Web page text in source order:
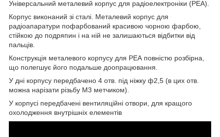
Універсальний металевий корпус для радіоелектроніки (РЕА).
Корпус виконаний зі сталі. Металевий корпус для
радіоапаратури пофарбований красивою чорною фарбою,
стійкою до подряпин і на ній не залишаються відбитки від
пальців.
Конструкція металевого корпусу для РЕА повністю розбірна,
що полегшує його подальше доопрацювання.
У дні корпусу передбачено 4 отв. під ніжку ф2,5 (в цих отв.
можна нарізати різьбу М3 метчиком).
У корпусі передбачені вентиляційні отвори, для кращого
охолодження внутрішніх елементів